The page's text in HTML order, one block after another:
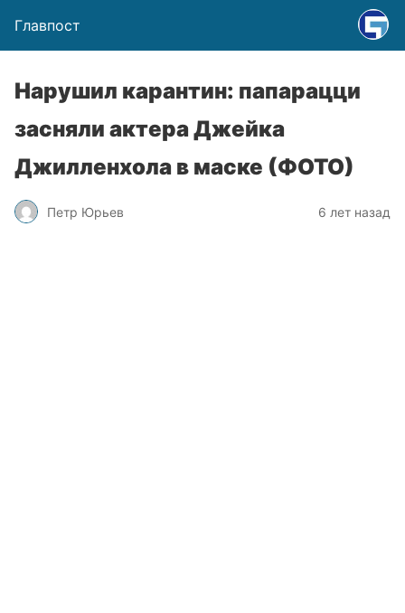
Главпост
Нарушил карантин: папарацци
засняли актера Джейка
Джилленхола в маске (ФОТО)
Петр Юрьев 6 лет назад